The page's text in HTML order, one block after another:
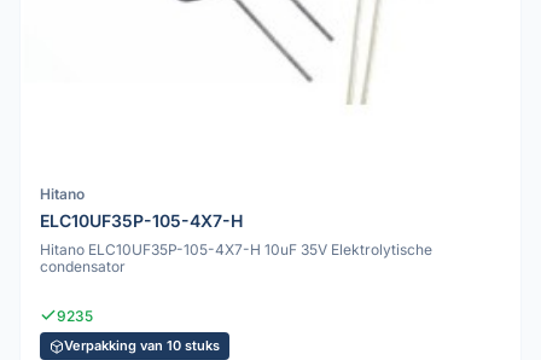
Hitano
ELC10UF35P-105-4X7-H
Hitano ELC10UF35P-105-4X7-H 10uF 35V Elektrolytische
condensator
9235
Verpakking van 10 stuks